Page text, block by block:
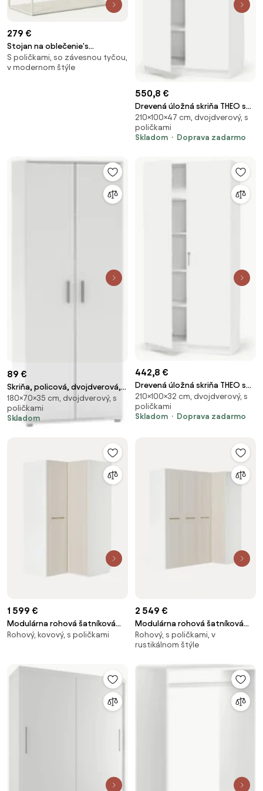
279 €
Stojan na oblečenie's
travertínovým vzhľadom Pacey
S poličkami, so závesnou tyčou,
v modernom štýle
550,8 €
Drevená úložná skriňa THEO s
veľkými plnými dverami,
1000x470x2100 mm, biela
210×100×47 cm, dvojdverový, s
poličkami
Skladom
Doprava zadarmo
89 €
Skriňa, policová, dvojdverová,
biela, SERVO TYP 1
180×70×35 cm, dvojdverový, s
poličkami
Skladom
442,8 €
Drevená úložná skriňa THEO s
veľkými plnými dverami,
1000x320x2100 mm, biela
210×100×32 cm, dvojdverový, s
poličkami
Skladom
Doprava zadarmo
1 599 €
Modulárna rohová šatníková
skriňa Charlotte, Š 115 cm,
Rohový, kovový, s poličkami
2 549 €
Modulárna rohová šatníková
skriňa Charlotte, Š 215 cm,
rôzne veľkosti
Rohový, s poličkami, v
rustikálnom štýle